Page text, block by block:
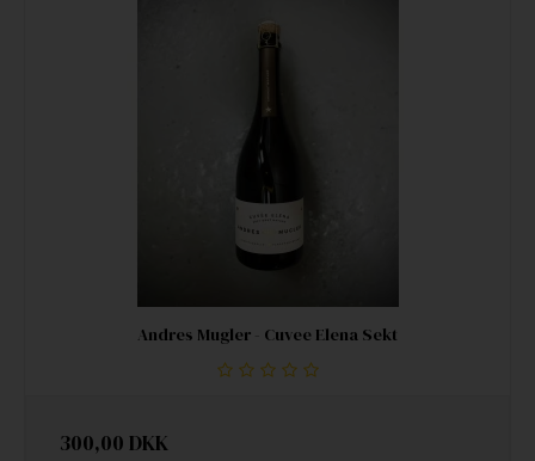
Andres Mugler - Cuvee Elena Sekt
300,00 DKK